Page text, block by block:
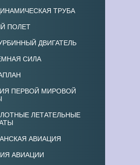
ТРУБА
ПОЛЕТ
ДВИГАТЕЛЬ
СИЛА
ПЕРВОЙ МИРОВОЙ
ЛЕТАТЕЛЬНЫЕ
АВИАЦИЯ
АВИАЦИИ